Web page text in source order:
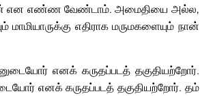
என எண்ண வேண்டாம். அமைதியை அல்ல,
எதிராக மருமகளையும் நான்
எனக் கருதப்படத் தகுதியற்றோர்.
எனக் கருதப்படத் தகுதியற்றோர். தம்